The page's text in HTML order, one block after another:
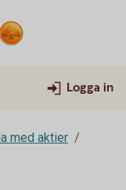
Logga in
med aktier